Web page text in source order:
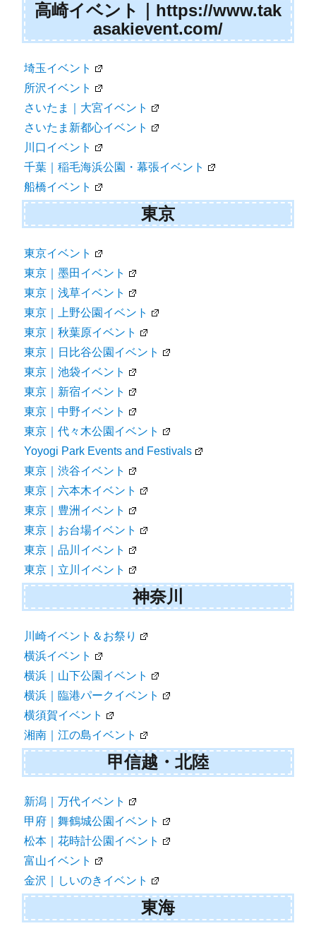
高崎イベント｜https://www.tak
asakievent.com/
埼玉イベント
所沢イベント
さいたま｜大宮イベント
さいたま新都心イベント
川口イベント
千葉｜稲毛海浜公園・幕張イベント
船橋イベント
東京
東京イベント
東京｜墨田イベント
東京｜浅草イベント
東京｜上野公園イベント
東京｜秋葉原イベント
東京｜日比谷公園イベント
東京｜池袋イベント
東京｜新宿イベント
東京｜中野イベント
東京｜代々木公園イベント
Yoyogi Park Events and Festivals
東京｜渋谷イベント
東京｜六本木イベント
東京｜豊洲イベント
東京｜お台場イベント
東京｜品川イベント
東京｜立川イベント
神奈川
川崎イベント＆お祭り
横浜イベント
横浜｜山下公園イベント
横浜｜臨港パークイベント
横須賀イベント
湘南｜江の島イベント
甲信越・北陸
新潟｜万代イベント
甲府｜舞鶴城公園イベント
松本｜花時計公園イベント
富山イベント
金沢｜しいのきイベント
東海